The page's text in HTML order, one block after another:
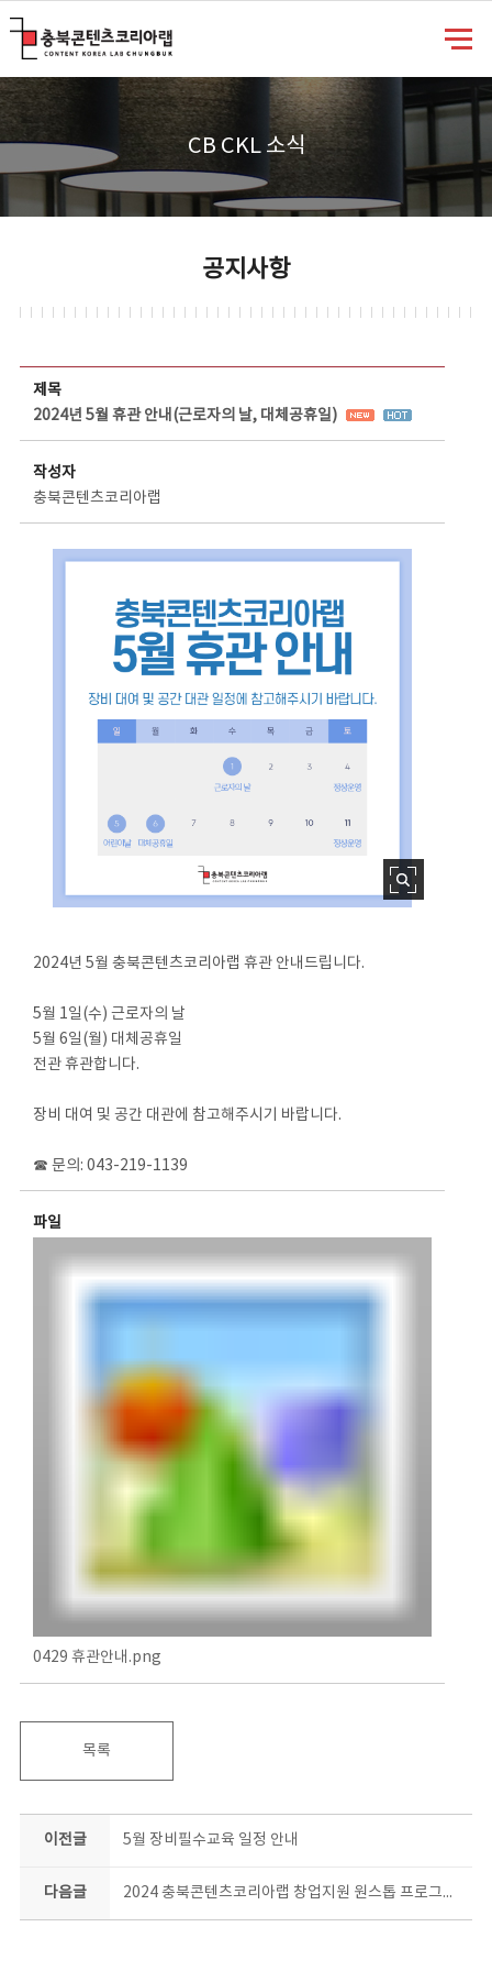
CB CKL 소식
공지사항
제목
2024년 5월 휴관 안내(근로자의 날, 대체공휴일)
작성자
충북콘텐츠코리아랩
2024년 5월 충북콘텐츠코리아랩 휴관 안내드립니다.
5월 1일(수) 근로자의 날
5월 6일(월) 대체공휴일
전관 휴관합니다.
장비 대여 및 공간 대관에 참고해주시기 바랍니다.
☎ 문의: 043-219-1139
파일
0429 휴관안내.png
목록
이전글 5월 장비필수교육 일정 안내
다음글 2024 충북콘텐츠코리아랩 창업지원 원스톱 프로그램 최종 합격자 안내